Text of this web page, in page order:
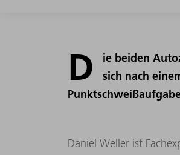
D
ie beiden
sich nach
Daniel Weller ist